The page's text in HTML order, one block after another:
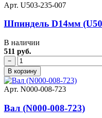
Арт. U503-235-007
Шпиндель D14мм
В наличии
511 руб.
−
В корзину
Арт. N000-008-723
Вал (N000-008-723)